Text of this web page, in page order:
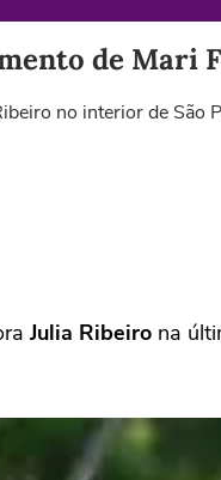
de Mari
no interior de São
Julia Ribeiro na